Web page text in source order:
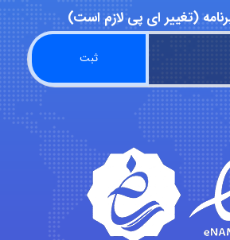
shbnm72
Minoo1375
Sara
ZAK
(تغییر ای پی لازم است)